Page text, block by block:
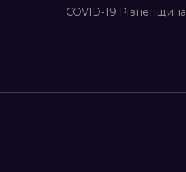
COVID-19 Рівненщина